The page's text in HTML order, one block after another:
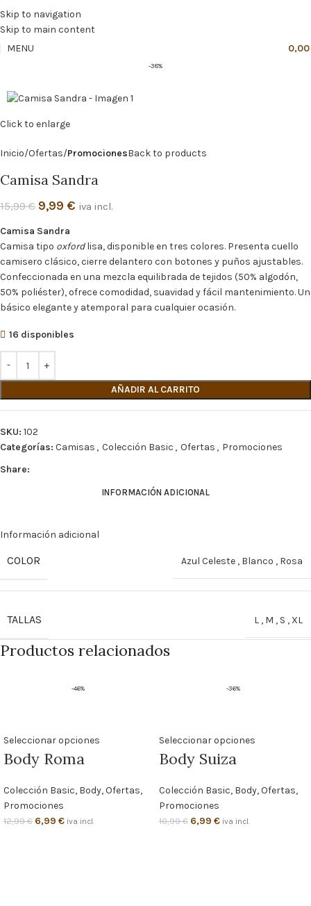
Skip to navigation
Skip to main content
🔥PROMO NÁCAR DESDE 4'99 € HASTA 19'99 €
MENU 0,00
-38%
Click to enlarge
Inicio Ofertas PromocionesBack to products
Camisa Sandra
15,99€ 9,99 € iva incl.
Camisa Sandra
Camisa tipo oxfordlisa, disponible en tres colores. Presenta cuello
camisero clásico, cierre delantero con botones y puños ajustables.
Confeccionada en una mezcla equilibrada de tejidos (50% algodón,
50% poliéster), ofrece comodidad, suavidad y fácil mantenimiento. Un
básico elegante y atemporal para cualquier ocasión.
16 disponibles
AÑADIR AL CARRITO
SKU: 102
Categorías: Camisas , Colección Basic , Ofertas , Promociones
Share:
INFORMACIÓN ADICIONAL
Información adicional
COLOR Azul Celeste , Blanco , Rosa
TALLAS L , M , S , XL
Productos relacionados
-46%
Seleccionar opciones
Body Roma
Colección Basic, Body,Ofertas,
Promociones
12,99€ 6,99 € iva incl.
-36%
Seleccionar opciones
Body Suiza
Colección Basic, Body,Ofertas,
Promociones
10,99€ 6,99 € iva incl.